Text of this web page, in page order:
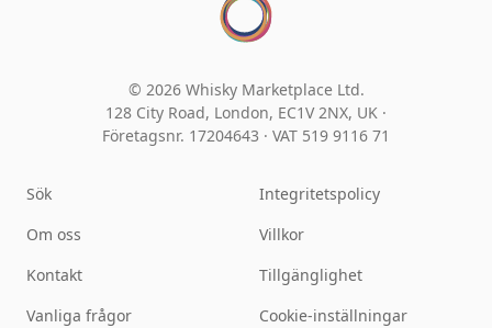
© 2026 Whisky Marketplace Ltd.
128 City Road, London, EC1V 2NX, UK ·
Företagsnr. 17204643 · VAT 519 9116 71
Sök
Om oss
Kontakt
Vanliga frågor
Integritetspolicy
Villkor
Tillgänglighet
Cookie-inställningar